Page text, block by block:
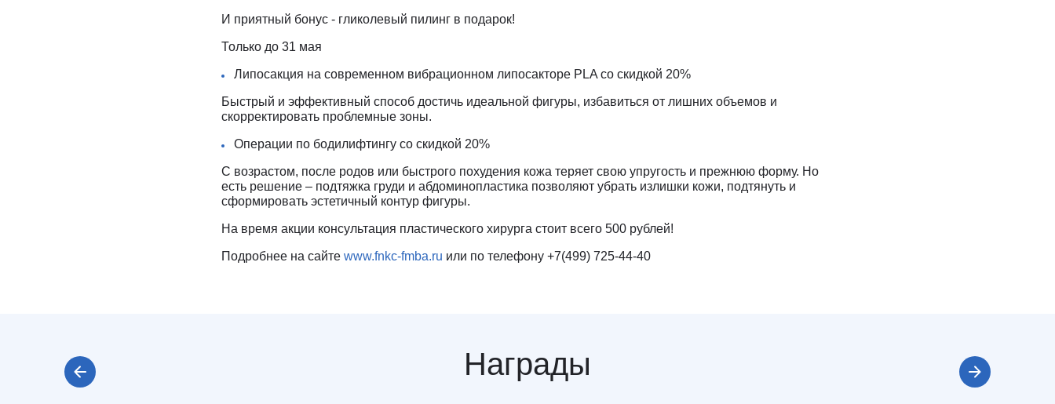
И приятный бонус - гликолевый пилинг в подарок!
Только до 31 мая
Липосакция на современном вибрационном липосакторе PLA со скидкой 20%
Быстрый и эффективный способ достичь идеальной фигуры, избавиться от лишних объемов и
скорректировать проблемные зоны.
Операции по бодилифтингу со скидкой 20%
С возрастом, после родов или быстрого похудения кожа теряет свою упругость и прежнюю форму. Но
есть решение – подтяжка груди и абдоминопластика позволяют убрать излишки кожи, подтянуть и
сформировать эстетичный контур фигуры.
На время акции консультация пластического хирурга стоит всего 500 рублей!
Подробнее на сайте www.fnkc-fmba.ru или по телефону +7(499) 725-44-40
Награды